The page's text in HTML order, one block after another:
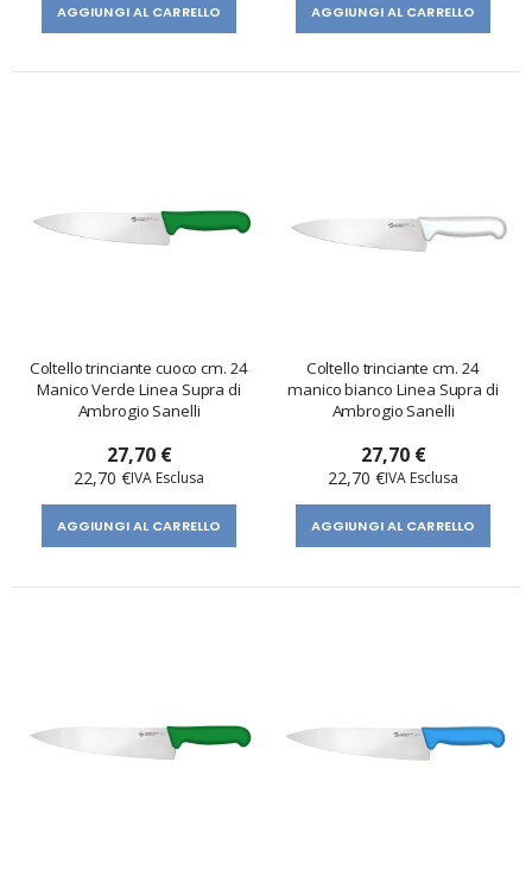
AGGIUNGI AL CARRELLO AGGIUNGI AL CARRELLO
Coltello trinciante cuoco cm. 24
Manico Verde Linea Supra di
Ambrogio Sanelli
27,70 €
22,70 €
AGGIUNGI AL CARRELLO
Coltello trinciante cm. 24
manico bianco Linea Supra di
Ambrogio Sanelli
27,70 €
22,70 €
AGGIUNGI AL CARRELLO